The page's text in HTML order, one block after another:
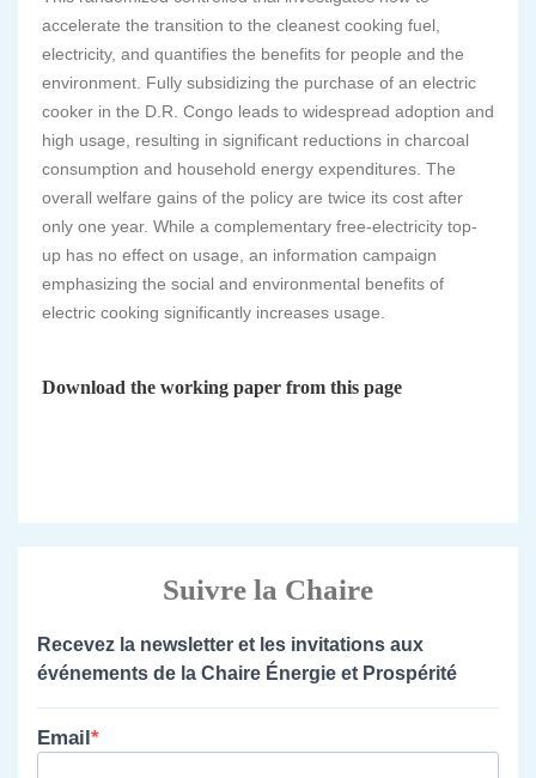
accelerate the transition to the cleanest cooking fuel,
electricity, and quantifies the benefits for people and the
environment. Fully subsidizing the purchase of an electric
cooker in the D.R. Congo leads to widespread adoption and
high usage, resulting in significant reductions in charcoal
consumption and household energy expenditures. The
overall welfare gains of the policy are twice its cost after
only one year. While a complementary free-electricity top-
up has no effect on usage, an information campaign
emphasizing the social and environmental benefits of
electric cooking significantly increases usage.
Download the working paper from this page
Suivre la Chaire
Recevez la newsletter et les invitations aux
événements de la Chaire Énergie et Prospérité
Email